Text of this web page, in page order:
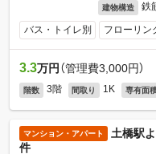
建物構造 鉄
バス・トイレ別 フローリン
3.3万円 （管理費3,000円）
階数 3階 間取り 1K 専有面
マンション・アパート
土橋駅
件